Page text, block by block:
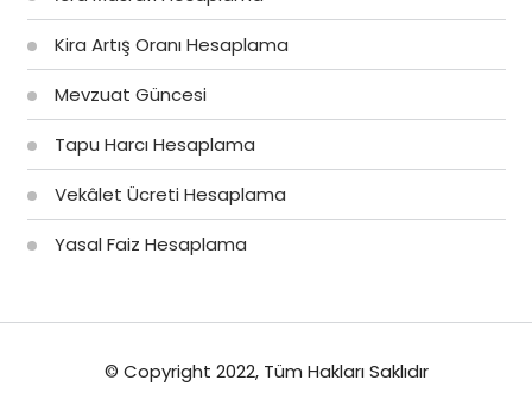
Kira Artış Oranı Hesaplama
Mevzuat Güncesi
Tapu Harcı Hesaplama
Vekâlet Ücreti Hesaplama
Yasal Faiz Hesaplama
© Copyright 2022, Tüm Hakları Saklıdır